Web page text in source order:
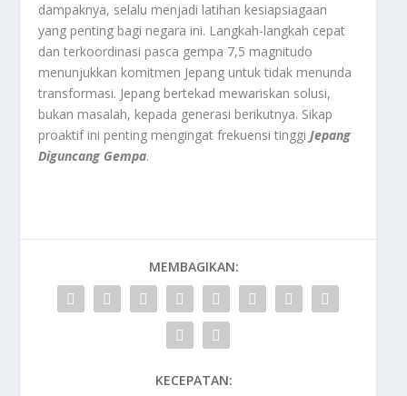
dampaknya, selalu menjadi latihan kesiapsiagaan
yang penting bagi negara ini. Langkah-langkah cepat
dan terkoordinasi pasca gempa 7,5 magnitudo
menunjukkan komitmen Jepang untuk tidak menunda
transformasi. Jepang bertekad mewariskan solusi,
bukan masalah, kepada generasi berikutnya. Sikap
proaktif ini penting mengingat frekuensi tinggiJepang
Diguncang Gempa.
MEMBAGIKAN:
KECEPATAN: